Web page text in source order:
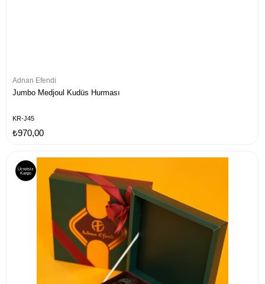
Adnan Efendi
Jumbo Medjoul Kudüs Hurması
KR-J45
₺970,00
Ücretsiz
Kargo